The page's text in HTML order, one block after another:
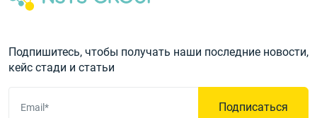
Подпишитесь, чтобы получать наши последние новости,
кейс стади и статьи
Email* Подписаться